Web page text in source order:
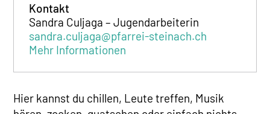
Kontakt
Sandra Culjaga – Jugendarbeiterin
sandra.culjaga@pfarrei-steinach.ch
Mehr Informationen
Hier kannst du chillen, Leute treffen, Musik